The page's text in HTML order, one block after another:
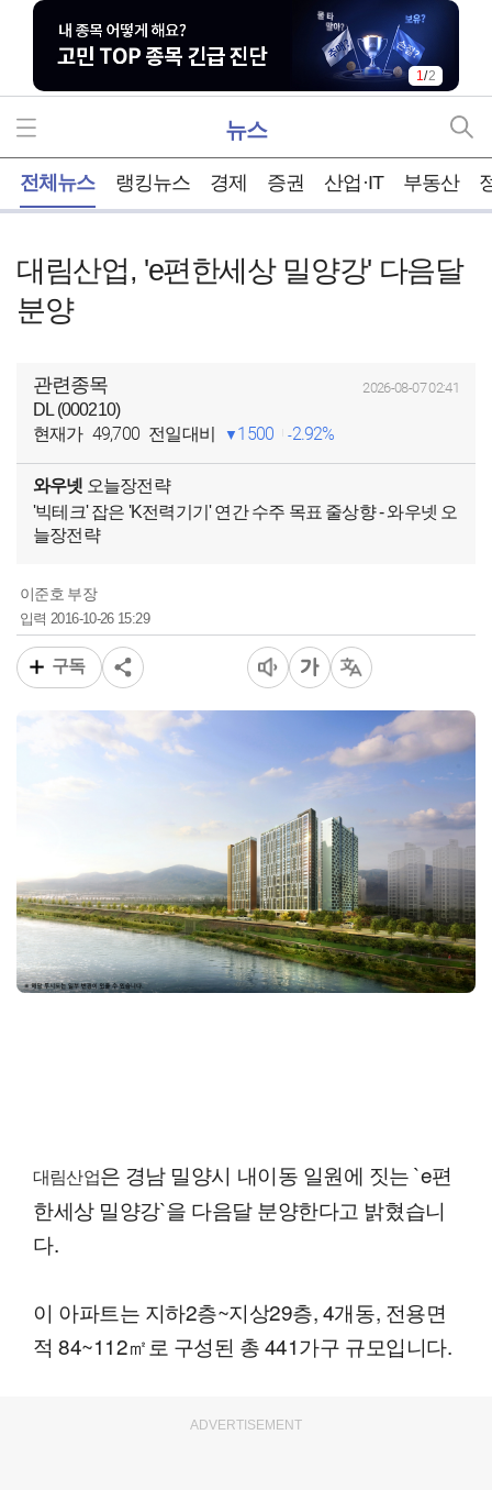
1/2
뉴스
전체뉴스 랭킹뉴스 경제 증권 산업·IT 부동산
대림산업, 'e편한세상 밀양강' 다음달
분양
관련종목 2026-08-07 02:41
DL (000210)
현재가 49,700 전일대비 1500 2.92%
와우넷 오늘장전략
'빅테크' 잡은 'K전력기기' 연간 수주 목표 줄상향 - 와우넷 오
늘장전략
이준호 부장
입력 2016-10-26 15:29
구독
대림산업은 경남 밀양시 내이동 일원에 짓는 `e편
한세상 밀양강`을 다음달 분양한다고 밝혔습니
다.
이 아파트는 지하2층~지상29층, 4개동, 전용면
적 84~112㎡로 구성된 총 441가구 규모입니다.
ADVERTISEMENT